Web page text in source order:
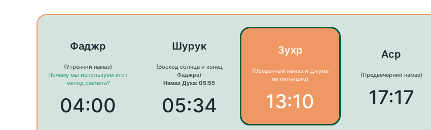
Фаджр
(Утренний намаз)
Почему мы используем этот
метод расчета?
04:00
Шурук
(Восход солнца и конец
Фаджра)
Намаз Духа: 05:55
05:34
Зухр
(Обеденный намаз и Джума
по пятницам)
13:10
Аср
(Предвечерний намаз)
17:17